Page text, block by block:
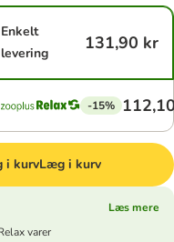
Enkelt
levering
131,90 kr
-15%
i kurvLæg i kurv
Læs mere
varer